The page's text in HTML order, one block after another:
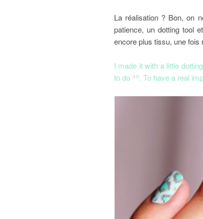
La réalisation ? Bon, on
patience, un dotting tool
encore plus tissu, une fois
I made it with a little
to do ^^. To have a real